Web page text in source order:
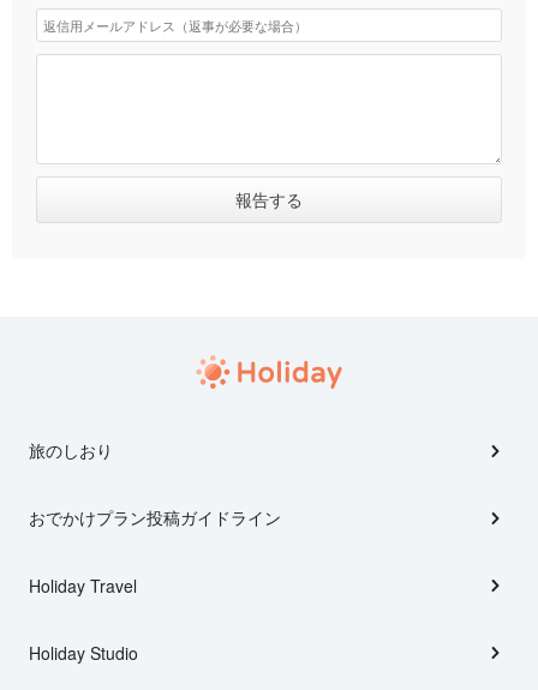
旅のしおり
おでかけプラン投稿ガイドライン
Holiday Travel
Holiday Studio